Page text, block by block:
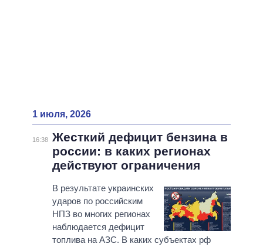
1 июля, 2026
16:38 Жесткий дефицит бензина в
россии: в каких регионах
действуют ограничения
В результате украинских
ударов по российским
НПЗ во многих регионах
наблюдается дефицит
топлива на АЗС. В каких субъектах рф